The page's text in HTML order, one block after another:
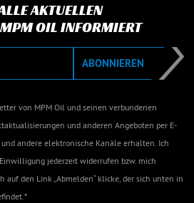
AKTUELLEN
OIL INFORMIERT
ABONNIEREN
von MPM Oil und seinen verbundenen
und anderen Angeboten per E-
andere elektronische Kanäle erhalten. Ich
jederzeit widerrufen bzw. mich
auf den Link „Abmelden“ klicke, der sich unten in